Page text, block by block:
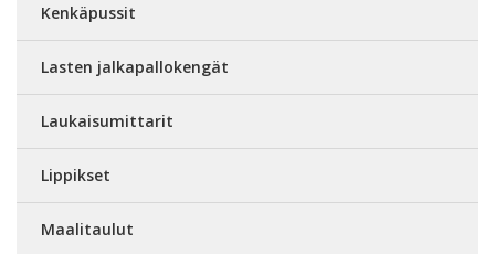
Kenkäpussit
Lasten jalkapallokengät
Laukaisumittarit
Lippikset
Maalitaulut